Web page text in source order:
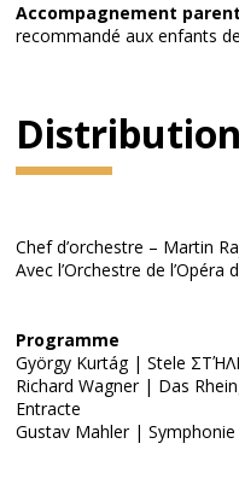
Accompagnement
recommandé aux enfants
Distribution
Chef d’orchestre – Martin
Avec l’Orchestre de l’Opéra
Programme
György Kurtág | Stele
Richard Wagner | Das
Entracte
Gustav Mahler |